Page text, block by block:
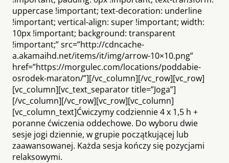
uppercase !important; text-decoration: underline
!important; vertical-align: super !important; width:
10px !important; background: transparent
!important;” src=”http://cdncache-
a.akamaihd.net/items/it/img/arrow-10×10.png”
href=”https://morgulec.com/locations/poddabie-
osrodek-maraton/”][/vc_column][/vc_row][vc_row]
[vc_column][vc_text_separator title=”Joga”]
[/vc_column][/vc_row][vc_row][vc_column]
[vc_column_text]Ćwiczymy codziennie 4 x 1,5 h +
poranne ćwiczenia oddechowe. Do wyboru dwie
sesje jogi dziennie, w grupie początkującej lub
zaawansowanej. Każda sesja kończy się pozycjami
relaksowymi.